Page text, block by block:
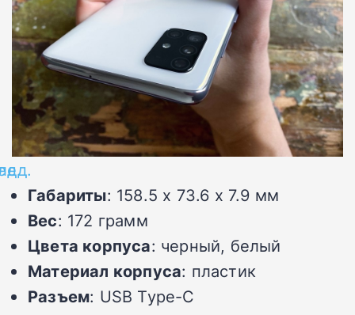
Габариты: 158.5 x 73.6 x 7.9 мм
Вес: 172 грамм
Цвета корпуса: черный, белый
Материал корпуса: пластик
Разъем: USB Type-C